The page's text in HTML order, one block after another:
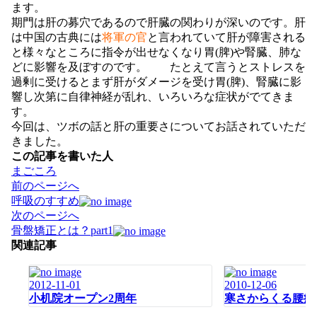
ます。
期門は肝の募穴であるので肝臓の関わりが深いのです。肝
は中国の古典には将軍の官と言われていて肝が障害される
と様々なところに指令が出せなくなり胃(脾)や腎臓、肺な
どに影響を及ぼすのです。 たとえて言うとストレスを
過剰に受けるとまず肝がダメージを受け胃(脾)、腎臓に影
響し次第に自律神経が乱れ、いろいろな症状がでてきま
す。
今回は、ツボの話と肝の重要さについてお話されていただ
きました。
この記事を書いた人
まごころ
投
稿
ナ
ビ
ゲ
前のページへ
呼吸のすすめ
次のページへ
骨盤矯正とは？part1
関連記事
2012-11-01
小机院オープン2周年
2010-12-06
寒さからくる腰